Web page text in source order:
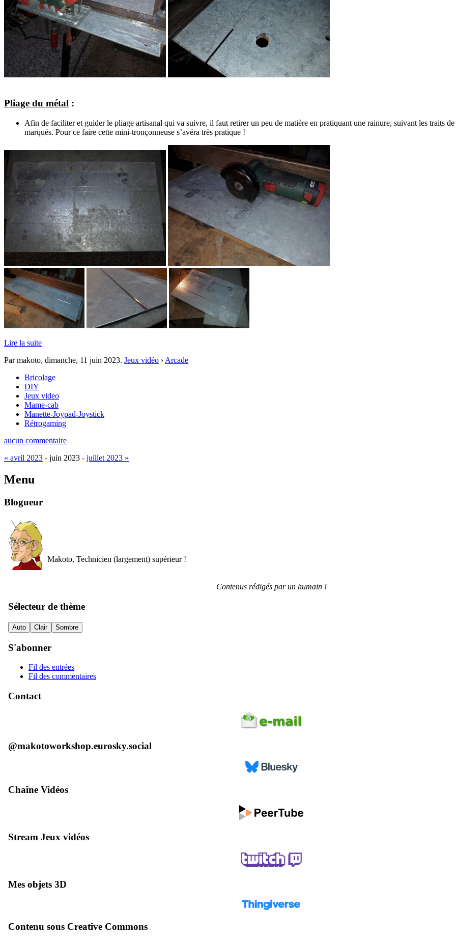
Pliage du métal :
Afin de faciliter et guider le pliage artisanal qui va suivre, il faut retirer un peu de matière en pratiquant une rainure, suivant les traits
marqués. Pour ce faire cette mini-tronçonneuse s’avéra très pratique !
Lire la suite
Par makoto, dimanche, 11 juin 2023. Jeux vidéo › Arcade
Bricolage
DIY
Jeux video
Mame-cab
Manette-Joypad-Joystick
Rétrogaming
aucun commentaire
« avril 2023 - juin 2023 - juillet 2023 »
Menu
Blogueur
Makoto, Technicien (largement) supérieur !
Contenus rédigés par un humain !
Sélecteur de thème
Auto Clair Sombre
S'abonner
Fil des entrées
Fil des commentaires
Contact
@makotoworkshop.eurosky.social
Chaîne Vidéos
Stream Jeux vidéos
Mes objets 3D
Contenu sous Creative Commons